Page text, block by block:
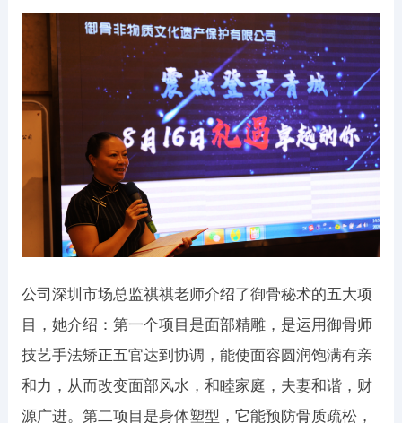
公司深圳市场总监祺祺老师介绍了御骨秘术的五大项
目，她介绍：第一个项目是面部精雕，是运用御骨师
技艺手法矫正五官达到协调，能使面容圆润饱满有亲
和力，从而改变面部风水，和睦家庭，夫妻和谐，财
源广进。第二项目是身体塑型，它能预防骨质疏松，